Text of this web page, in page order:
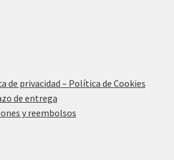
de privacidad – Política de Cookies
de entrega
y reembolsos